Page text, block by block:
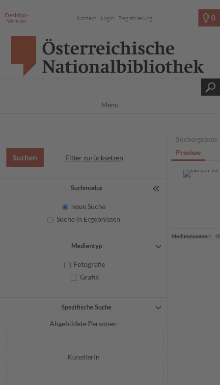
Desktop-
Version
Kontakt Login Registrierung 0
Menü
Filter zurücksetzen
Suchmodus
neue Suche
Suche in Ergebnissen
Medientyp
Fotografie
Grafik
Spezifische Suche
Abgebildete Personen
KünstlerIn
Suchergebnis
Preview
Mediennummer: